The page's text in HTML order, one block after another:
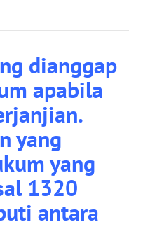
dianggap
apabila
yang
yang
1320
antara